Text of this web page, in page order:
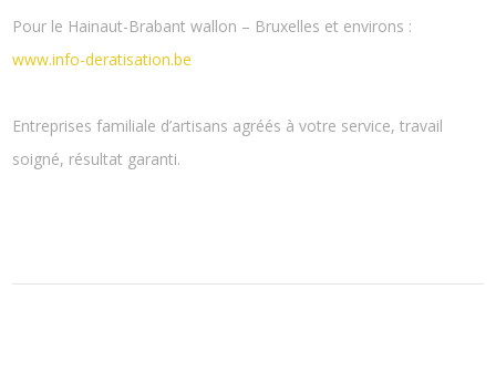
Pour le Hainaut-Brabant wallon – Bruxelles et environs :
www.info-deratisation.be
Entreprises familiale d’artisans agréés à votre service, travail
soigné, résultat garanti.